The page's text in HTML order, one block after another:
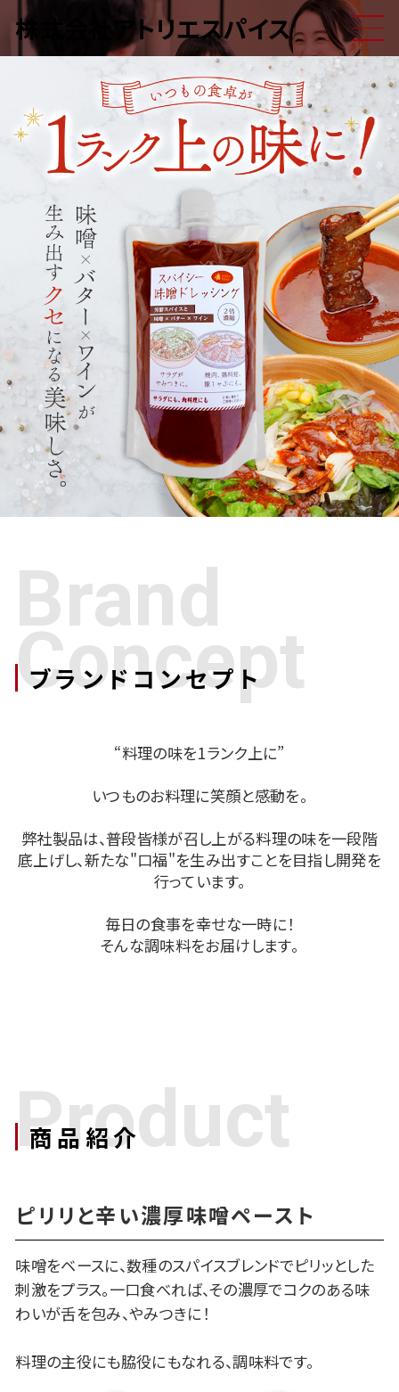
株式会社アトリエスパイス
ブランドコンセプト
Brand
Concept
“料理の味を1ランク上に”
いつものお料理に笑顔と感動を。
弊社製品は、普段皆様が召し上がる料理の味を一段階
底上げし、新たな"口福"を生み出すことを目指し開発を
行っています。
毎日の食事を幸せな一時に！
そんな調味料をお届けします。
商品紹介
Product
ピリリと辛い濃厚味噌ペースト
味噌をベースに、数種のスパイスブレンドでピリッとした
刺激をプラス。一口食べれば、その濃厚でコクのある味
わいが舌を包み、やみつきに！
料理の主役にも脇役にもなれる、調味料です。